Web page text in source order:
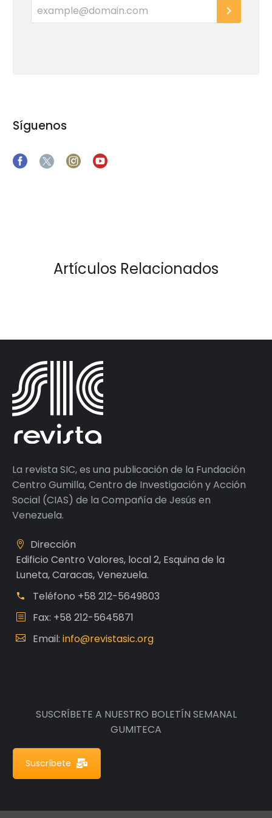
Síguenos
Artículos Relacionados
La revista SIC, es una publicación de la Fundación
Centro Gumilla, Centro de Investigación y Acción
Social (CIAS) de la Compañía de Jesús en
Venezuela.
Dirección
Edificio Centro Valores, local 2, Esquina de la
Luneta, Caracas, Venezuela.
Teléfono +58 212-5649803
Fax: +58 212-5645871
Email: info@revistasic.org
SUSCRÍBETE A NUESTRO BOLETÍN SEMANAL
GUMITECA
Suscríbete